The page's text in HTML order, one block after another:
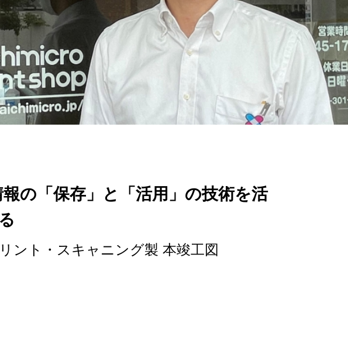
の「保存」と「活用」の技術を活
ント・スキャニング製 本竣工図